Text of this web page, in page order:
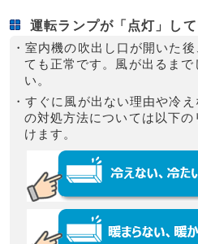
運転ランプが「点灯」し
・室内機の吹出し口が開いた
ても正常です。風が出るまで
い。
・すぐに風が出ない理由や冷
の対処方法については以下
けます。